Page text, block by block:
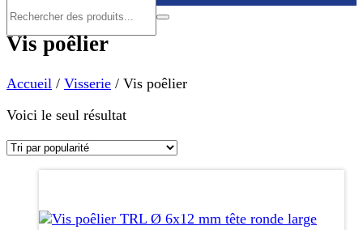
Vis poêlier
Accueil / Visserie / Vis poêlier
Voici le seul résultat